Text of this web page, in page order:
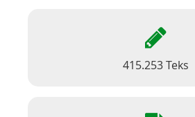
415.253 Teks